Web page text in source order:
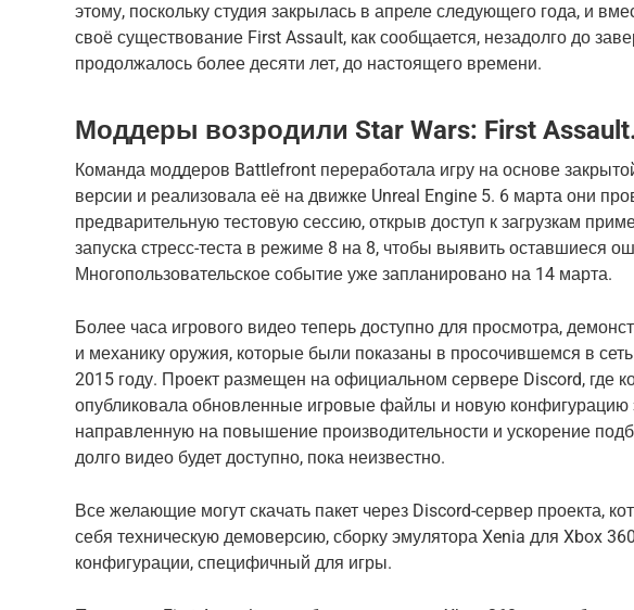
этому, поскольку студия закрылась в апреле следующего года, и
своё существование First Assault, как сообщается, незадолго до
продолжалось более десяти лет, до настоящего времени.
Моддеры возродили Star Wars: First
Команда моддеров Battlefront переработала игру на основе
версии и реализовала её на движке Unreal Engine 5. 6 марта они
предварительную тестовую сессию, открыв доступ к загрузкам
запуска стресс-теста в режиме 8 на 8, чтобы выявить оставшиеся
Многопользовательское событие уже запланировано на 14 марта.
Более часа игрового видео теперь доступно для просмотра,
и механику оружия, которые были показаны в просочившемся в
2015 году. Проект размещен на официальном сервере Discord, где
опубликовала обновленные игровые файлы и новую конфигурацию
направленную на повышение производительности и ускорение
долго видео будет доступно, пока неизвестно.
Все желающие могут скачать пакет через Discord-сервер проекта,
себя техническую демоверсию, сборку эмулятора Xenia для Xbox
конфигурации, специфичный для игры.